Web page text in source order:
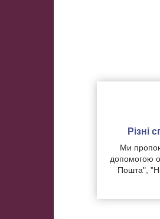
Різні
Ми
допомогою
Пошта",